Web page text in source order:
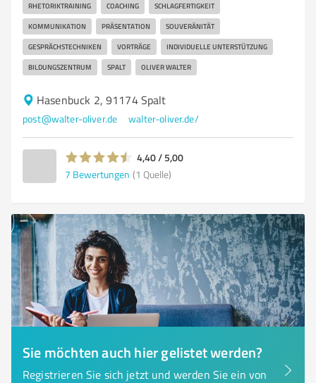
RHETORIKTRAINING COACHING SCHLAGFERTIGKEIT
KOMMUNIKATION PRÄSENTATION SOUVERÄNITÄT
GESPRÄCHSTECHNIKEN VORTRÄGE INDIVIDUELLE UNTERSTÜTZUNG
BILDUNGSZENTRUM SPALT OLIVER WALTER
Hasenbuck 2, 91174 Spalt
post@walter-oliver.de walter-oliver.de/
4,40 / 5,00
7 Bewertungen (1 Quelle)
Sie möchten auch hier gelistet werden?
Registrieren Sie sich jetzt und werden Sie ein von